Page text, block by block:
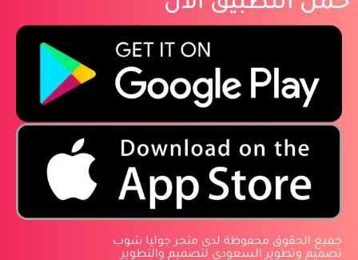
‏جميع الحقوق محفوظة لدى متجر جوليا شوب
‏تصميم وتطوير السعودي لتصميم والتطوير